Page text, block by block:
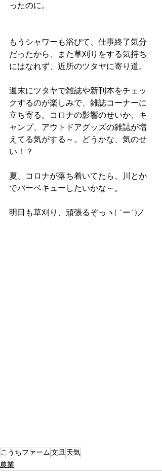
ったのに。
もうシャワーも浴びて、仕事終了気分
だったから、また草刈りをする気持ち
にはなれず、近所のツタヤに寄り道。
週末にツタヤで雑誌や新刊本をチェッ
クするのが楽しみで、雑誌コーナーに
立ち寄る。コロナの影響のせいか、キ
ャンプ、アウトドアグッズの雑誌が増
えてる気がする～。どうかな、気のせ
い！？
夏、コロナが落ち着いてたら、川とか
でバーベキューしたいかな～。
明日も草刈り、頑張るぞっヽ( ´ー`)ノ
こうちファーム文旦天気
農業